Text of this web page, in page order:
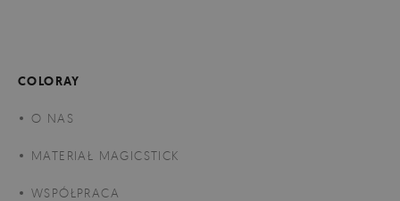
COLORAY
O NAS
MATERIAŁ MAGICSTICK
WSPÓŁPRACA